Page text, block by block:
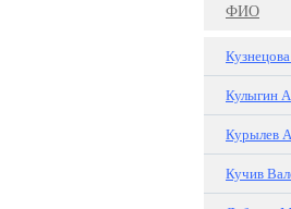
ФИО
Кулыгин
Курылев
Кучив